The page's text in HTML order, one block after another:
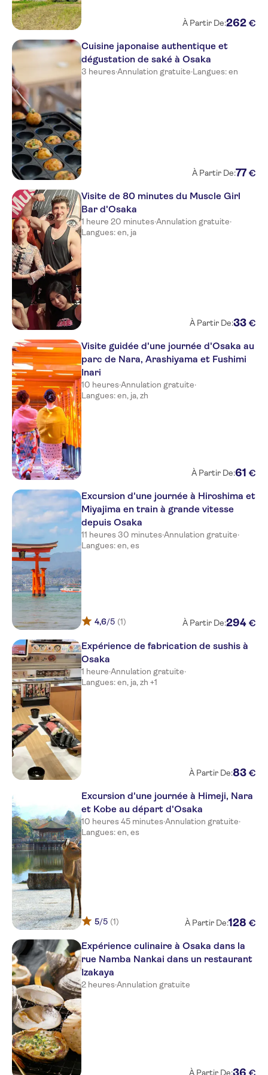
À Partir De:262 €
Cuisine japonaise authentique et
dégustation de saké à Osaka
3 heures·Annulation gratuite·Langues: en
À Partir De:77 €
Visite de 80 minutes du Muscle Girl
Bar d'Osaka
1 heure 20 minutes·Annulation gratuite·
Langues: en, ja
À Partir De:33 €
Visite guidée d'une journée d'Osaka au
parc de Nara, Arashiyama et Fushimi
Inari
10 heures·Annulation gratuite·
Langues: en, ja, zh
À Partir De:61 €
Excursion d'une journée à Hiroshima et
Miyajima en train à grande vitesse
depuis Osaka
11 heures 30 minutes·Annulation gratuite·
Langues: en, es
4,6/5 (1) À Partir De:294 €
Expérience de fabrication de sushis à
Osaka
1 heure·Annulation gratuite·
Langues: en, ja, zh +1
À Partir De:83 €
Excursion d'une journée à Himeji, Nara
et Kobe au départ d'Osaka
10 heures 45 minutes·Annulation gratuite·
Langues: en, es
5/5 (1) À Partir De:128 €
Expérience culinaire à Osaka dans la
rue Namba Nankai dans un restaurant
Izakaya
2 heures·Annulation gratuite
À Partir De:36